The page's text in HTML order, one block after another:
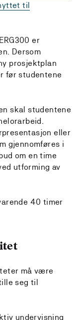
til
er
Dersom
prosjektplan
før studentene
skal studentene
eller
gjennomføres i
om en time
utforming av
40 timer
må være
seg til
undervisning